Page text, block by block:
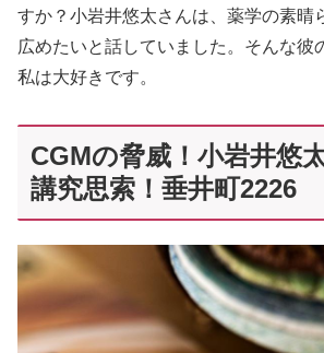
すか？小岩井悠太さんは、薬学の素晴
広めたいと話していました。そんな彼
私は大好きです。
CGMの脅威！小岩井悠
講究思索！垂井町2226